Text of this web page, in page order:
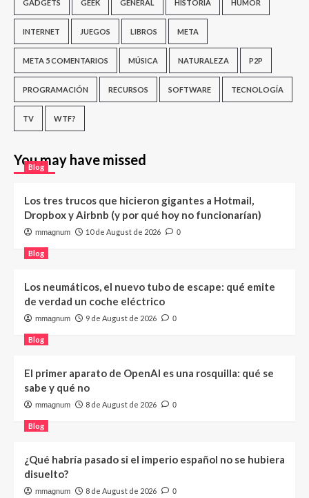
GADGETS GEEK GENERAL HISTORIA HUMOR
INTERNET JUEGOS LIBROS META
META 5 COMENTARIOS MÚSICA NATURALEZA P2P
PROGRAMACIÓN RECURSOS SOFTWARE TECNOLOGÍA
TV WTF?
You may have missed
Blog
Los tres trucos que hicieron gigantes a Hotmail,
Dropbox y Airbnb (y por qué hoy no funcionarían)
mmagnum 10 de August de 2026 0
Blog
Los neumáticos, el nuevo tubo de escape: qué emite
de verdad un coche eléctrico
mmagnum 9 de August de 2026 0
Blog
El primer aparato de OpenAI es una rosquilla: qué se
sabe y qué no
mmagnum 8 de August de 2026 0
Blog
¿Qué habría pasado si el imperio español no se hubiera
disuelto?
mmagnum 8 de August de 2026 0